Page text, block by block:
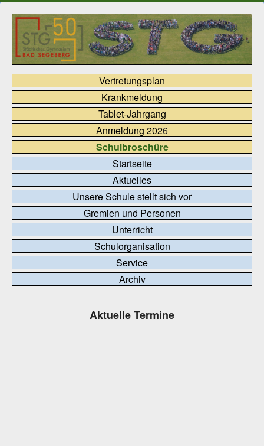
Vertretungsplan
Krankmeldung
Tablet-Jahrgang
Anmeldung 2026
Schulbroschüre
Startseite
Aktuelles
Unsere Schule stellt sich vor
Gremien und Personen
Unterricht
Schulorganisation
Service
Archiv
Aktuelle Termine